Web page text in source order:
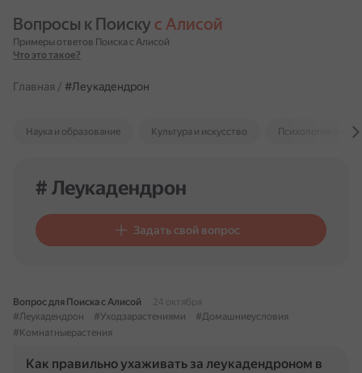
Вопросы к Поиску с Алисой
Примеры ответов Поиска с Алисой
Что это такое?
Главная / #Леукадендрон
Наука и образование Культура и искусство Психология и
# Леукадендрон
Задать свой вопрос
Вопрос для Поиска с Алисой
24 октября
#Леукадендрон
#Уходзарастениями
#Домашниеусловия
#Комнатныерастения
Как правильно ухаживать за леукадендроном в